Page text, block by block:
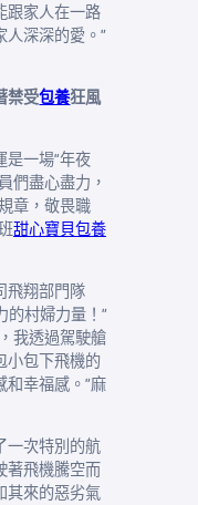
跟家人在一路
人深深的愛。”
禁受包養狂風
是一場“年夜
們盡心盡力，
章，敬畏職
甜心寶貝包養
飛翔部門隊
的村婦力量！”
我透過駕駛艙
小包下飛機的
和幸福感。”麻
一次特別的航
著飛機騰空而
其來的惡劣氣